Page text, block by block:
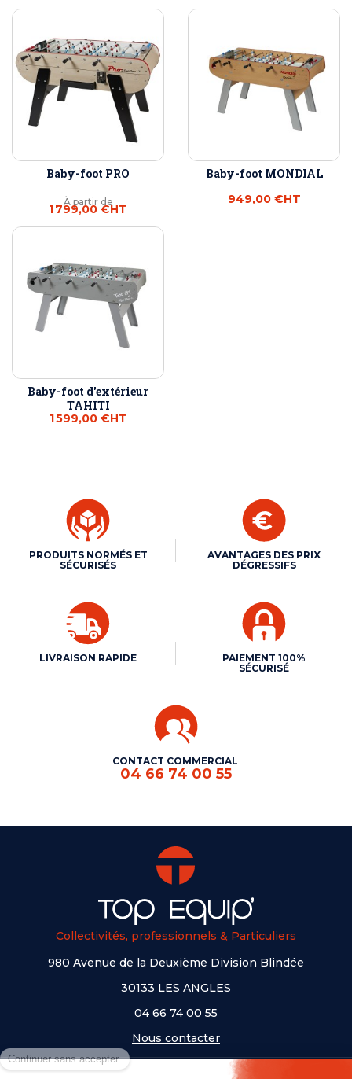
Baby-foot PRO
À partir de
1 799,00 €HT
Baby-foot MONDIAL
949,00 €HT
Baby-foot d'extérieur
TAHITI
1 599,00 €HT
PRODUITS NORMÉS ET
SÉCURISÉS
AVANTAGES DES PRIX
DÉGRESSIFS
LIVRAISON RAPIDE
PAIEMENT 100%
SÉCURISÉ
CONTACT COMMERCIAL
04 66 74 00 55
Collectivités, professionnels & Particuliers
980 Avenue de la Deuxième Division Blindée
30133 LES ANGLES
04 66 74 00 55
Nous contacter